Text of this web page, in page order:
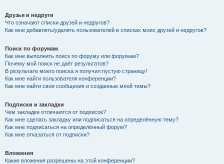
Друзья и недруги
Что означают списки друзей и недругов?
Как мне добавлять/удалять пользователей в списках моих друзей и недругов?
Поиск по форумам
Как мне выполнить поиск по форуму или форумам?
Почему мой поиск не даёт результатов?
В результате моего поиска я получил пустую страницу!
Как мне найти пользователя конференции?
Как мне найти свои сообщения и созданные мной темы?
Подписки и закладки
Чем закладки отличаются от подписок?
Как мне сделать закладку или подписаться на определённую тему?
Как мне подписаться на определённый форум?
Как мне отказаться от подписки?
Вложения
Какие вложения разрешены на этой конференции?